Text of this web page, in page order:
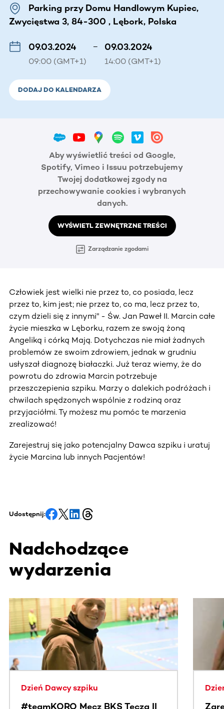
Parking przy Domu Handlowym Kupiec,
Zwycięstwa 3, 84-300 , Lębork, Polska
09.03.2024
09:00 (GMT+1)
– 09.03.2024
14:00 (GMT+1)
DODAJ DO KALENDARZA
Aby wyświetlić treści od Google,
Spotify, Vimeo i Issuu potrzebujemy
Twojej dodatkowej zgody na
przechowywanie cookies i wybranych
danych.
WYŚWIETL ZEWNĘTRZNE TREŚCI
Zarządzanie zgodami
Człowiek jest wielki nie przez to, co posiada, lecz
przez to, kim jest; nie przez to, co ma, lecz przez to,
czym dzieli się z innymi" - Św. Jan Paweł II. Marcin całe
życie mieszka w Lęborku, razem ze swoją żoną
Angeliką i córką Mają. Dotychczas nie miał żadnych
problemów ze swoim zdrowiem, jednak w grudniu
usłyszał diagnozę białaczki. Już teraz wiemy, że do
powrotu do zdrowia Marcin potrzebuje
przeszczepienia szpiku. Marzy o dalekich podróżach i
chwilach spędzonych wspólnie z rodziną oraz
przyjaciółmi. Ty możesz mu pomóc te marzenia
zrealizować!
Zarejestruj się jako potencjalny Dawca szpiku i uratuj
życie Marcina lub innych Pacjentów!
Udostępnij:
Nadchodzące
wydarzenia
Ta sekcja zawiera treści przewijane w poziomie. Użyj
Dzień Dawcy szpiku
#teamKORO Mecz BKS Tęcza II